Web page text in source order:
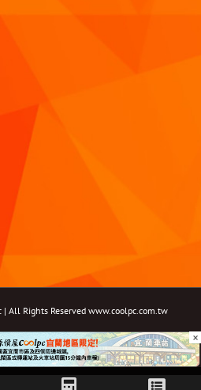
All Rights Reserved www.coolpc.com.tw
InstagramYouTubeTwitterEmail: ×